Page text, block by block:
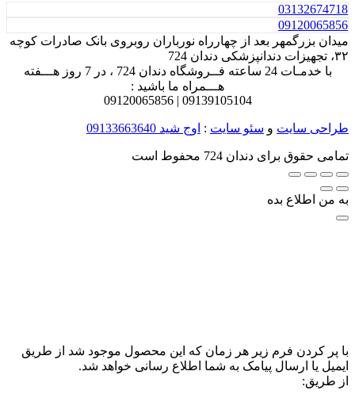
03132674718
09120065856
میدان بزرگمهر بعد از چهارراه نورباران روبروی بانک صادرات کوچه
۳۲، تجهیزات دندانپزشکی دندان 724
با خدمـات 24 ساعته فــروشگاه دندان 724 ، در 7 روز هـــفته
هـــمراه ما باشید :
09139105104 |
09120065856
طراحی سایت و سئو سایت : اوج شید 09133663640
تمامی حقوق برای دندان 724 محفوط است
به من اطلاع بده
با پر کردن فرم زیر هر زمان که این محصول موجود شد از طریق
ایمیل یا ارسال پیامک به شما اطلاع رسانی خواهد شد.
از طریق: